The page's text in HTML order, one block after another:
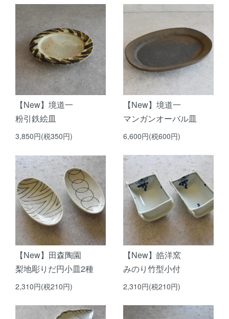
【New】境道一
粉引鉄絵皿
3,850円(税350円)
【New】境道一
マンガンオーバル皿
6,600円(税600円)
【New】田森陶園
梨地彫りだ円小皿2種
2,310円(税210円)
【New】皓洋窯
みのり竹型小付
2,310円(税210円)